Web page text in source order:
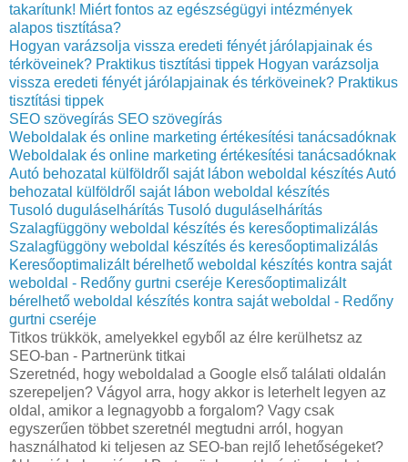
takarítunk! Miért fontos az egészségügyi intézmények
alapos tisztítása?
Hogyan varázsolja vissza eredeti fényét járólapjainak és
térköveinek? Praktikus tisztítási tippek Hogyan varázsolja
vissza eredeti fényét járólapjainak és térköveinek? Praktikus
tisztítási tippek
SEO szövegírás SEO szövegírás
Weboldalak és online marketing értékesítési tanácsadóknak
Weboldalak és online marketing értékesítési tanácsadóknak
Autó behozatal külföldről saját lábon weboldal készítésAutó
behozatal külföldről saját lábon weboldal készítés
Tusoló duguláselhárítás Tusoló duguláselhárítás
Szalagfüggöny weboldal készítés és keresőoptimalizálás
Szalagfüggöny weboldal készítés és keresőoptimalizálás
Keresőoptimalizált bérelhető weboldal készítés kontra saját
weboldal - Redőny gurtni cseréje Keresőoptimalizált
bérelhető weboldal készítés kontra saját weboldal - Redőny
gurtni cseréje
Titkos trükkök, amelyekkel egyből az élre kerülhetsz az
SEO-ban - Partnerünk titkai
Szeretnéd, hogy weboldalad a Google első találati oldalán
szerepeljen? Vágyol arra, hogy akkor is leterhelt legyen az
oldal, amikor a legnagyobb a forgalom? Vagy csak
egyszerűen többet szeretnél megtudni arról, hogyan
használhatod ki teljesen az SEO-ban rejlő lehetőségeket?